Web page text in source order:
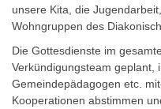
unsere Kita, die
Wohngruppen des
Die Gottesdienste im
Verkündigungsteam geplant,
Gemeindepädagogen etc.
Kooperationen abstimmen